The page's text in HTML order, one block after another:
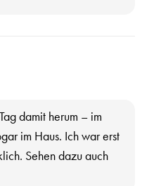
damit herum – im
im Haus. Ich war erst
Sehen dazu auch